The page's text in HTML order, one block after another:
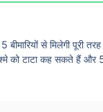
से मिलेगी पूरी
को टाटा कह सकते हैं और